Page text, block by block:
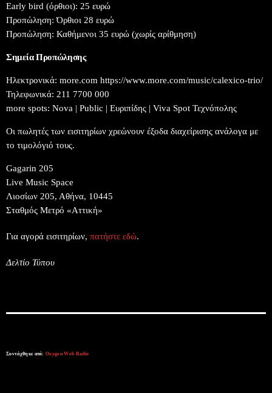
Early bird (όρθιοι): 25 ευρώ
Προπώληση: Όρθιοι 28 ευρώ
Προπώληση: Καθήμενοι 35 ευρώ (χωρίς αρίθμηση)
Σημεία Προπώλησης
Ηλεκτρονικά: more.com https://www.more.com/music/calexico-trio/
Τηλεφωνικά: 211 7700 000
more spots: Nova | Public | Ευριπίδης | Viva Spot Τεχνόπολης
Οι πωλητές των εισιτηρίων χρεώνουν έξοδα διαχείρισης ανάλογα με
το τιμολόγιό τους.
Gagarin 205
Live Music Space
Λιοσίων 205, Αθήνα, 10445
Σταθμός Μετρό «Αττική»
Για αγορά εισιτηρίων, πατήστε εδώ.
Δελτίο Τύπου
Συντάχθηκε από:Oxygen Web Radio